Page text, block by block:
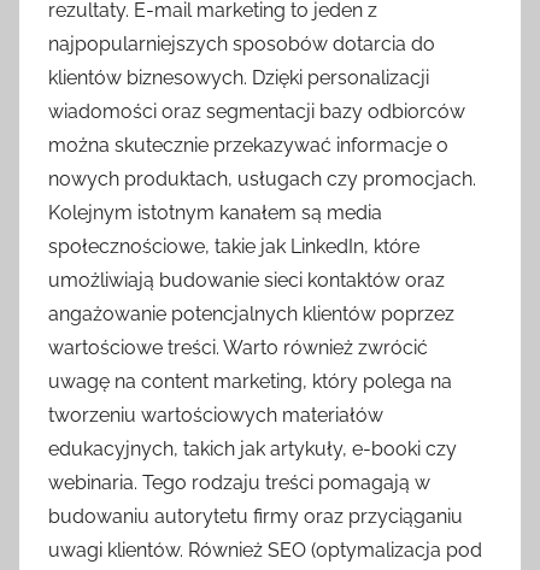
rezultaty. E-mail marketing to jeden z
najpopularniejszych sposobów dotarcia do
klientów biznesowych. Dzięki personalizacji
wiadomości oraz segmentacji bazy odbiorców
można skutecznie przekazywać informacje o
nowych produktach, usługach czy promocjach.
Kolejnym istotnym kanałem są media
społecznościowe, takie jak LinkedIn, które
umożliwiają budowanie sieci kontaktów oraz
angażowanie potencjalnych klientów poprzez
wartościowe treści. Warto również zwrócić
uwagę na content marketing, który polega na
tworzeniu wartościowych materiałów
edukacyjnych, takich jak artykuły, e-booki czy
webinaria. Tego rodzaju treści pomagają w
budowaniu autorytetu firmy oraz przyciąganiu
uwagi klientów. Również SEO (optymalizacja pod